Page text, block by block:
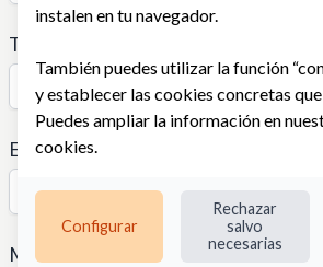
Teléfono
Empresa
Mensaje
instalen en tu navegador.
También puedes utilizar la función
y establecer las cookies concretas
Puedes ampliar la información en
cookies.
Configurar
Rechazar
salvo
necesarias